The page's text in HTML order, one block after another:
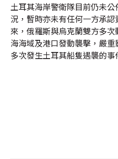
土耳其海岸警衛隊目前仍未
況，暫時亦未有任何一方承
來，俄羅斯與烏克蘭雙方多
海海域及港口發動襲擊，嚴
多次發生土耳其船隻遇襲的事